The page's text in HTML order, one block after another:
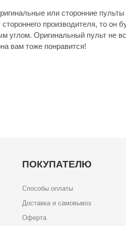
или сторонние пульты
производителя, то он
углом. Оригинальный пульт не
вам тоже понравится!
ПОКУПАТЕЛЮ
Способы оплаты
Доставка и самовывоз
Оферта